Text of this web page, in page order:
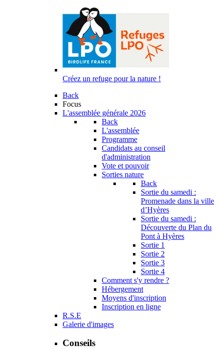
Créez un refuge pour la nature !
Back
Focus
L'assemblée générale 2026
Back
L'assemblée
Programme
Candidats au conseil
d'administration
Vote et pouvoir
Sorties nature
Back
Sortie du samedi :
Promenade dans la ville
d’Hyères
Sortie du samedi :
Découverte du Plan du
Pont à Hyères
Sortie 1
Sortie 2
Sortie 3
Sortie 4
Comment s'y rendre ?
Hébergement
Moyens d'inscription
Inscription en ligne
R.S.E
Galerie d'images
Conseils